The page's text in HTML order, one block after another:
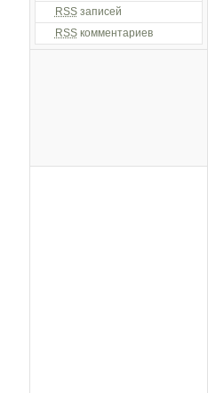
RSSзаписей
RSSкомментариев